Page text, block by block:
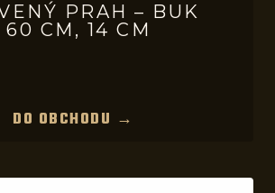
PRAH – BUK
60 CM, 14 CM
DO OBCHODU →